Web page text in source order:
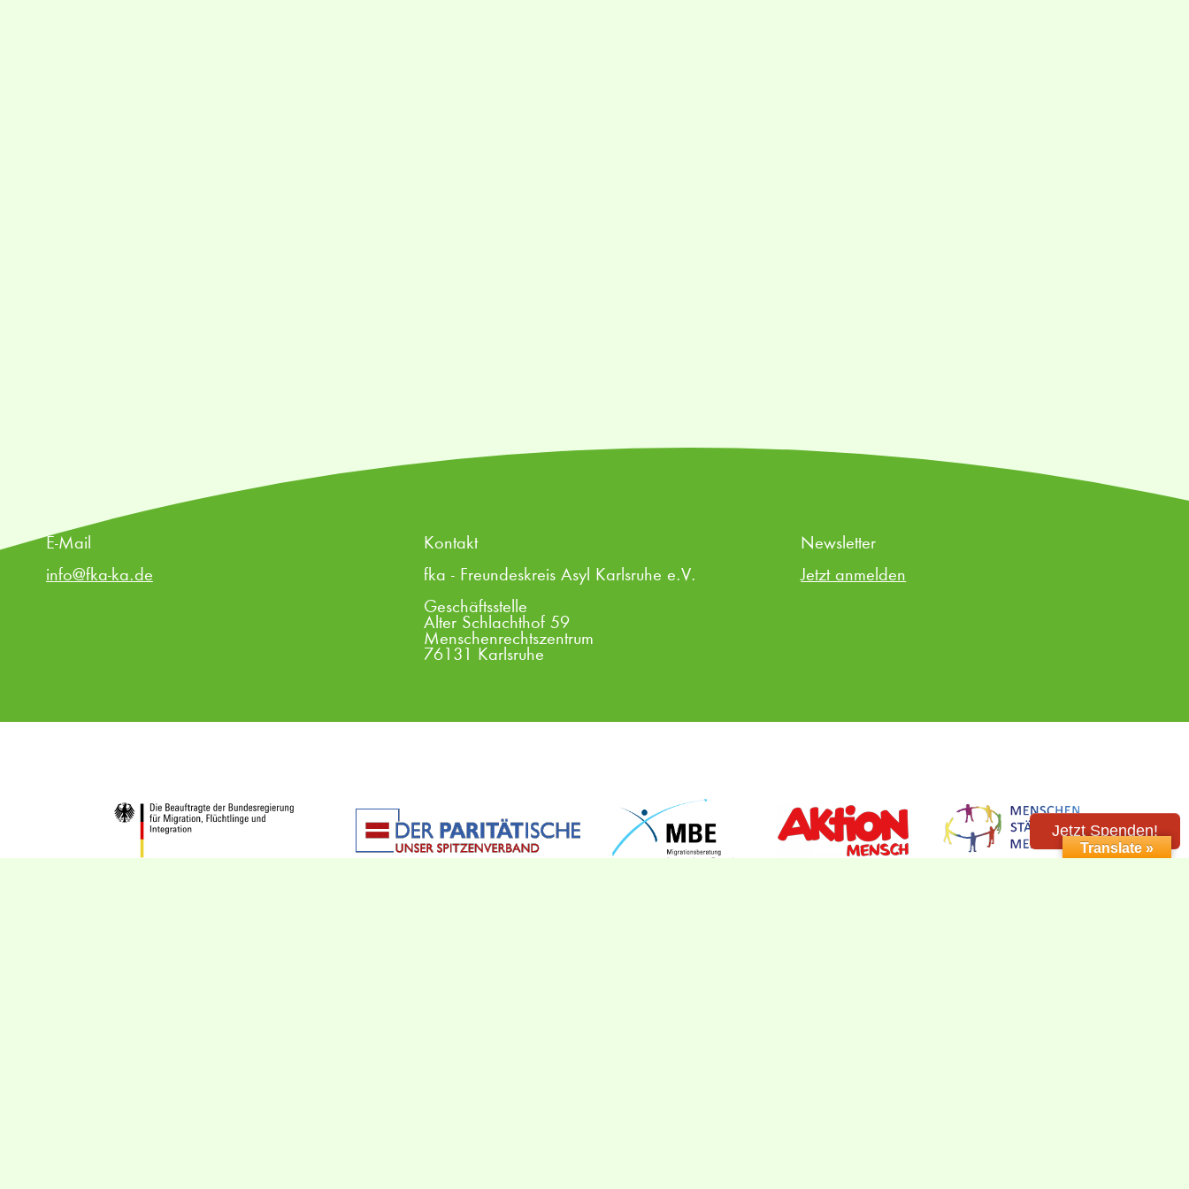
E-Mail
info@fka-ka.de
Kontakt
fka - Freundeskreis Asyl Karlsruhe e.V.
Geschäftsstelle
Alter Schlachthof 59
Menschenrechtszentrum
76131 Karlsruhe
Newsletter
Jetzt anmelden
Translate »
Jetzt Spenden!